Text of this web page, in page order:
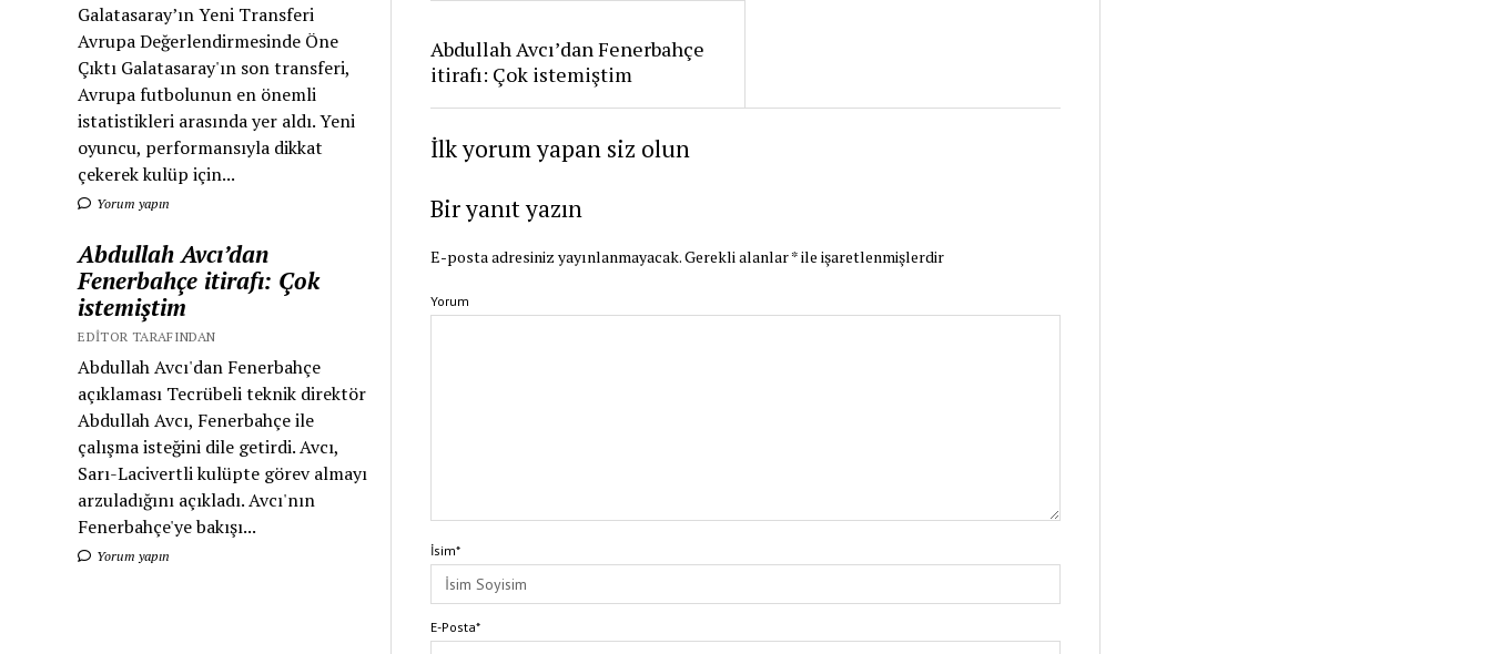
Galatasaray’ın Yeni Transferi
Avrupa Değerlendirmesinde Öne
Çıktı Galatasaray'ın son transferi,
Avrupa futbolunun en önemli
istatistikleri arasında yer aldı. Yeni
oyuncu, performansıyla dikkat
çekerek kulüp için...
Yorum yapın
Abdullah Avcı’dan
Fenerbahçe itirafı: Çok
istemiştim
EDITOR TARAFINDAN
Abdullah Avcı'dan Fenerbahçe
açıklaması Tecrübeli teknik direktör
Abdullah Avcı, Fenerbahçe ile
çalışma isteğini dile getirdi. Avcı,
Sarı-Lacivertli kulüpte görev almayı
arzuladığını açıkladı. Avcı'nın
Fenerbahçe'ye bakışı...
Yorum yapın
Abdullah Avcı’dan Fenerbahçe
itirafı: Çok istemiştim
İlk yorum yapan siz olun
Bir yanıt yazın
E-posta adresiniz yayınlanmayacak.Gerekli alanlar*ile işaretlenmişlerdir
Yorum
İsim*
E-Posta*